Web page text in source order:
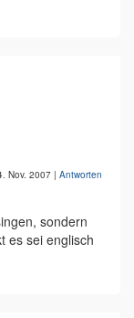
Nov. 2007 | Antworten
sondern
es sei englisch